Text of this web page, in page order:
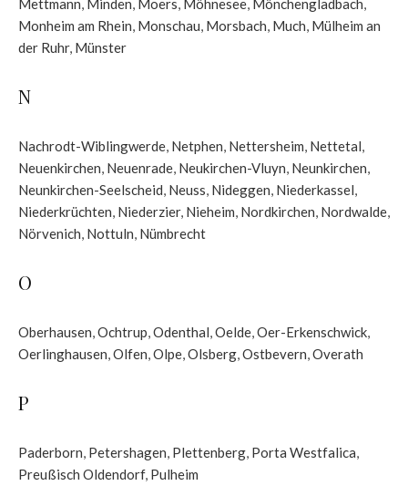
Mettmann, Minden, Moers, Möhnesee, Mönchengladbach,
Monheim am Rhein, Monschau, Morsbach, Much, Mülheim an
der Ruhr, Münster
N
Nachrodt-Wiblingwerde, Netphen, Nettersheim, Nettetal,
Neuenkirchen, Neuenrade, Neukirchen-Vluyn, Neunkirchen,
Neunkirchen-Seelscheid, Neuss, Nideggen, Niederkassel,
Niederkrüchten, Niederzier, Nieheim, Nordkirchen, Nordwalde,
Nörvenich, Nottuln, Nümbrecht
O
Oberhausen,Ochtrup,Odenthal,Oelde,Oer-Erkenschwick,
Oerlinghausen,Olfen,Olpe,Olsberg,Ostbevern,Overath
P
Paderborn, Petershagen, Plettenberg, Porta Westfalica,
Preußisch Oldendorf, Pulheim